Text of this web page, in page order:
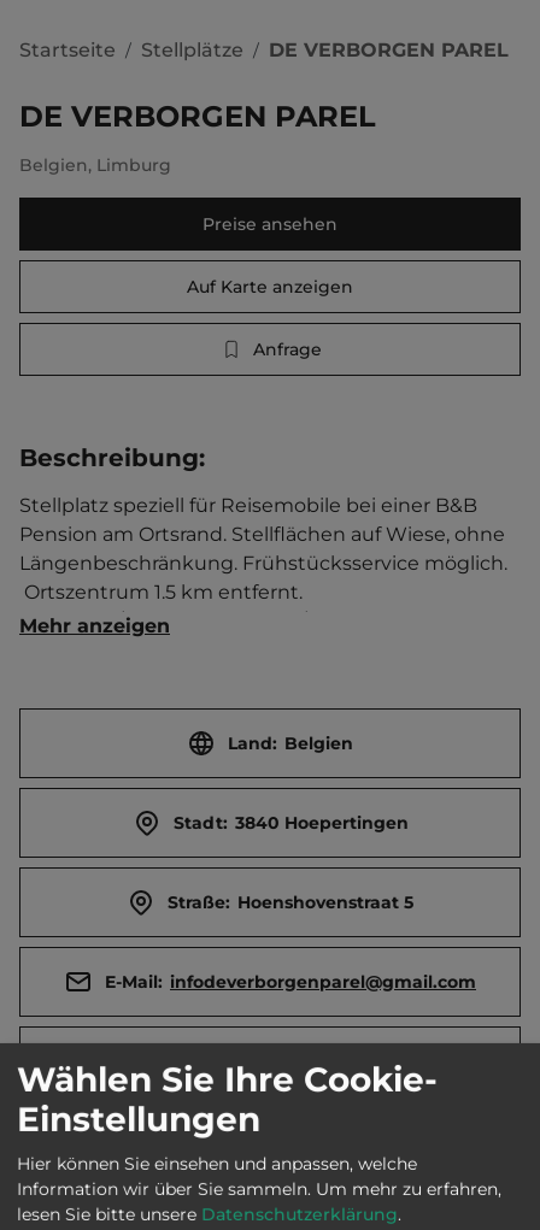
Startseite / Stellplätze / DE VERBORGEN PAREL
DE VERBORGEN PAREL
Belgien, Limburg
Preise ansehen
Auf Karte anzeigen
Anfrage
Beschreibung:
Stellplatz speziell für Reisemobile bei einer B&B
Pension am Ortsrand. Stellflächen auf Wiese, ohne
Längenbeschränkung. Frühstücksservice möglich.
Ortszentrum 1.5 km entfernt.
Touristen-/Dauerstellplätze 11/0.
Mehr anzeigen
Land: Belgien
Stadt: 3840 Hoepertingen
Straße: Hoenshovenstraat 5
E-Mail: infodeverborgenparel@gmail.com
Telefon: 0032 477 059480
www.deverborgenparel.be/campers/
Wählen Sie Ihre Cookie-
Einstellungen
Hier können Sie einsehen und anpassen, welche
Information wir über Sie sammeln. Um mehr zu erfahren,
lesen Sie bitte unsere Datenschutzerklärung.